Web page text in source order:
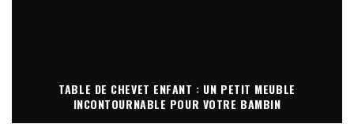
TABLE DE CHEVET ENFANT : UN PETIT MEUBLE
INCONTOURNABLE POUR VOTRE BAMBIN